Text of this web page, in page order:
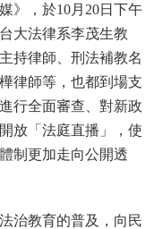
》，於10月20日下午
大法律系李茂生教
持律師、刑法補教名
律師等，也都到場支
行全面審查、對新政
放「法庭直播」，使
制更加走向公開透
治教育的普及，向民